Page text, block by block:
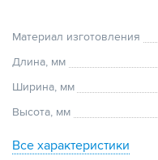
Материал изготовления
Длина, мм
Ширина, мм
Высота, мм
Все характеристики